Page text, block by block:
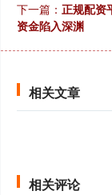
下一篇： 正规配资
资金陷入深渊
相关文章
相关评论
创业板指
基金指数